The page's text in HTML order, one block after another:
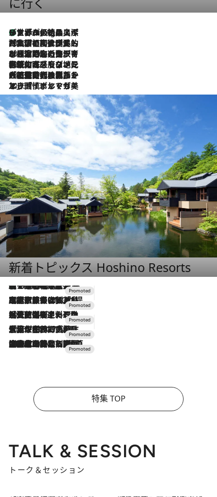
1 Hour Ago
リスボンの絶品スイーツ「パステル・デ・ナタ」とは？ポルトガル伝統の奥深い世界へ
2026.7.27
「私の祖国はポルトガル語です」国民的詩人フェルナンド・ペソアと、彼が愛した文学の街を歩く
2026.7.26
ポルトガル近海が育む極上の海の幸。キリリと冷えた白ワインと愉しむ、シーフード専門店の贅沢
2026.7.22
伝統の味をモダンに昇華。高感度な地元客が集う、リスボンの最旬ガストロノミー
2026.7.21
大航海時代の栄華から、震災、独裁、そして革命へ。ポルトガル・首都リスボンの石畳に刻まれた「歴史の光と影」
2026.7.13
エッセイ・ヤマザキマリ「慎ましくも美しき国 ポルトガル」
新着トピックス Hoshino Resorts
2026.8.7
【トンボの足水浴】ヒノキの香りに包まれて涼感マックス！約13℃の湧水かけ流しを避暑地「星野温泉 トンボの湯」で体験
2026.7.31
【ホテル帰省】という選択肢をOMOが提案。家族とほどよい距離を保つには「昼は実家、夜は気兼ねなくホテルで！」
2026.7.24
【夏限定ディナーコース】旬を迎える稚鮎や花ズッキーニなどをイタリア・トスカーナの郷土料理の手法で満喫！
2026.7.17
「土佐和ハーブかき氷」がOMO7高知に登場！生姜、山椒、大葉など目にも舌にも涼を呼ぶ郷土の味
2026.7.10
NEW OPEN！【界 草津】名湯の地に誕生。趣の異なる2種の温泉と上州ならではの会席・蕎麦割烹など美食を味わう究極の癒やし旅
特集 TOP
TALK & SESSION
トーク＆セッション